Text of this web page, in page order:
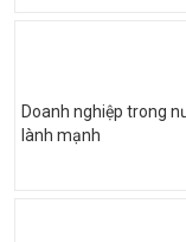
Doanh nghiệp trong
lành mạnh